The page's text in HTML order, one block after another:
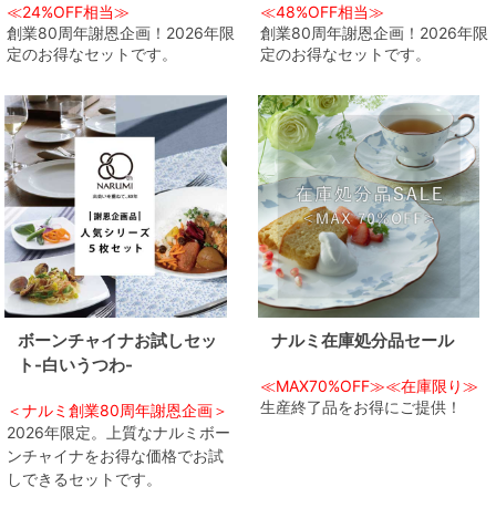
≪24%OFF相当≫
創業80周年謝恩企画！2026年限
定のお得なセットです。
≪48%OFF相当≫
創業80周年謝恩企画！2026年限
定のお得なセットです。
ボーンチャイナお試しセッ
ト-白いうつわ-
＜ナルミ創業80周年謝恩企画＞
2026年限定。上質なナルミボー
ンチャイナをお得な価格でお試
しできるセットです。
ナルミ在庫処分品セール
≪MAX70%OFF≫≪在庫限り≫
生産終了品をお得にご提供！